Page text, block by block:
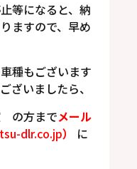
等になると、納
ますので、早め
種もございます
ざいましたら、
の方までメール
dlr.co.jp）
に